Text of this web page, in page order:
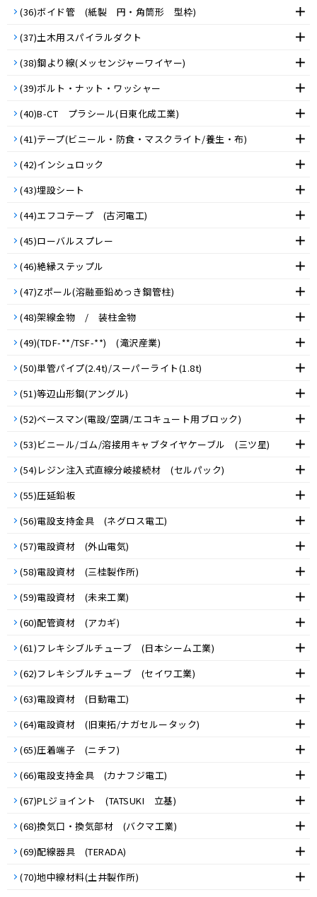
(36)ボイド管 (紙製 円・角筒形 型枠)
(37)土木用スパイラルダクト
(38)鋼より線(メッセンジャーワイヤー)
(39)ボルト・ナット・ワッシャー
(40)B-CT プラシール(日東化成工業)
(41)テープ(ビニール・防食・マスクライト/養生・布)
(42)インシュロック
(43)埋設シート
(44)エフコテープ (古河電工)
(45)ローバルスプレー
(46)絶縁ステップル
(47)Zポール(溶融亜鉛めっき鋼管柱)
(48)架線金物 / 装柱金物
(49)(TDF-**/TSF-**) (滝沢産業)
(50)単管パイプ(2.4t)/スーパーライト(1.8t)
(51)等辺山形鋼(アングル)
(52)ベースマン(電設/空調/エコキュート用ブロック)
(53)ビニール/ゴム/溶接用キャブタイヤケーブル (三ツ星)
(54)レジン注入式直線分岐接続材 (セルパック)
(55)圧延鉛板
(56)電設支持金具 (ネグロス電工)
(57)電設資材 (外山電気)
(58)電設資材 (三桂製作所)
(59)電設資材 (未来工業)
(60)配管資材 (アカギ)
(61)フレキシブルチューブ (日本シーム工業)
(62)フレキシブルチューブ (セイワ工業)
(63)電設資材 (日動電工)
(64)電設資材 (旧東拓/ナガセルータック)
(65)圧着端子 (ニチフ)
(66)電設支持金具 (カナフジ電工)
(67)PLジョイント (TATSUKI 立基)
(68)換気口・換気部材 (バクマ工業)
(69)配線器具 (TERADA)
(70)地中線材料(土井製作所)